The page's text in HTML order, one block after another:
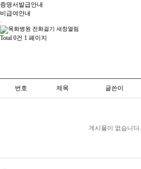
증명서발급안내
비급여안내
Total 0건 1 페이지
번호 제목 글쓴이
게시물이 없습니다.